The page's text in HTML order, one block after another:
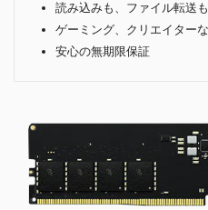
読み込みも、ファイル転送
ゲーミング、クリエイター
安心の無期限保証